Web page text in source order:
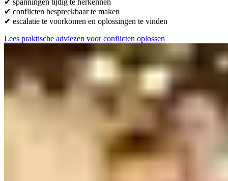
✔ conflicten bespreekbaar te maken
✔ escalatie te voorkomen en oplossingen te vinden
Lees praktische adviezen voor conflicten oplossen